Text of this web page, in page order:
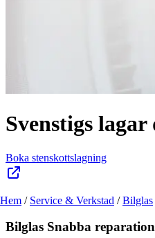
Svenstigs
Boka stenskottslagning
Hem / Service & Verkstad /Bilglas
Bilglas Snabba